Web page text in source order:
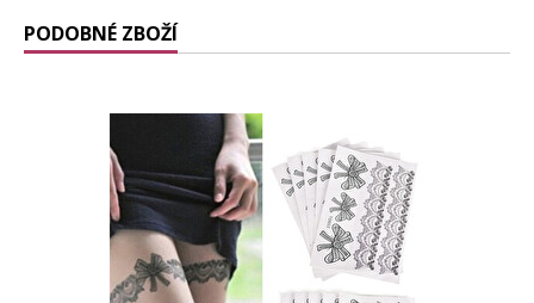
PODOBNÉ ZBOŽÍ